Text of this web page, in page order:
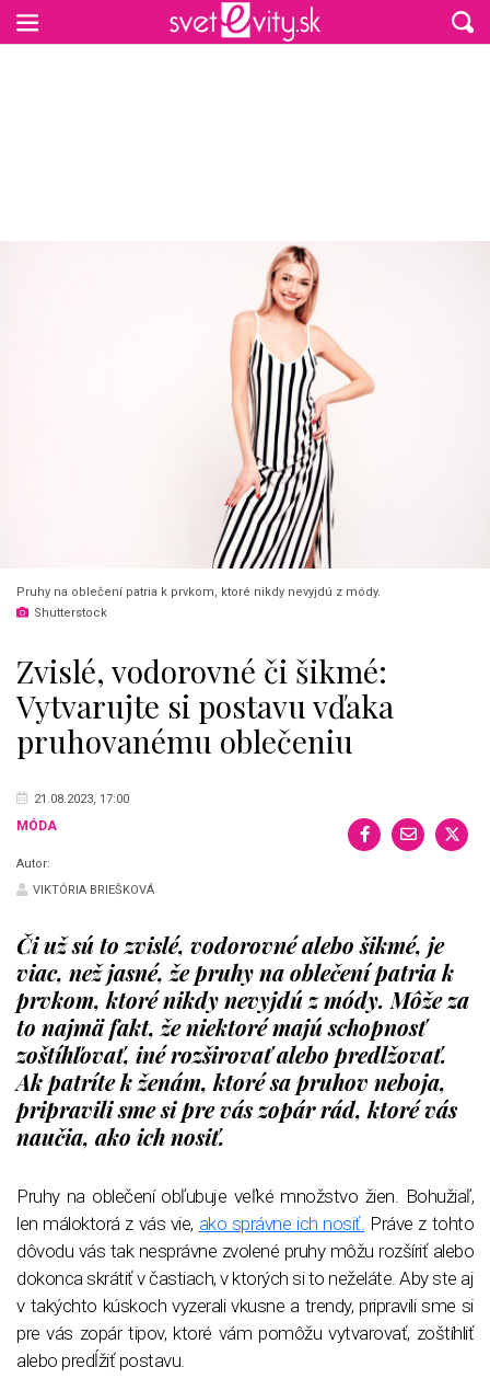
Pruhy na oblečení patria k prvkom, ktoré nikdy nevyjdú z módy.
Shutterstock
Zvislé, vodorovné či šikmé:
Vytvarujte si postavu vďaka
pruhovanému oblečeniu
21.08.2023, 17:00
MÓDA
Autor:
VIKTÓRIA BRIEŠKOVÁ
Či už sú to zvislé, vodorovné alebo šikmé, je
viac, než jasné, že pruhy na oblečení patria k
prvkom, ktoré nikdy nevyjdú z módy. Môže za
to najmä fakt, že niektoré majú schopnosť
zoštíhľovať, iné rozširovať alebo predlžovať.
Ak patríte k ženám, ktoré sa pruhov neboja,
pripravili sme si pre vás zopár rád, ktoré vás
naučia, ako ich nosiť.
Pruhy na oblečení obľubuje veľké množstvo žien. Bohužiaľ,
len máloktorá z vás vie, ako správne ich nosiť. Práve z tohto
dôvodu vás tak nesprávne zvolené pruhy môžu rozšíriť alebo
dokonca skrátiť v častiach, v ktorých si to neželáte. Aby ste aj
v takýchto kúskoch vyzerali vkusne a trendy, pripravili sme si
pre vás zopár tipov, ktoré vám pomôžu vytvarovať, zoštíhliť
alebo predĺžiť postavu.